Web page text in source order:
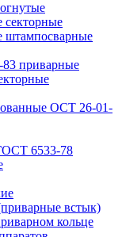
штампосварные
приварные
ОСТ 26-01-
6533-78
встык)
кольце